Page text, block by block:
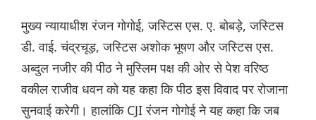
मुख्य न्यायाधीश रंजन गोगोई, जस्टिस एस. ए. बोबड़े, जस्टिस
डी. वाई. चंद्रचूड़, जस्टिस अशोक भूषण और जस्टिस एस.
अब्दुल नजीर की पीठ ने मुस्लिम पक्ष की ओर से पेश वरिष्ठ
वकील राजीव धवन को यह कहा कि पीठ इस विवाद पर रोजाना
सुनवाई करेगी। हालांकि CJI रंजन गोगोई ने यह कहा कि जब